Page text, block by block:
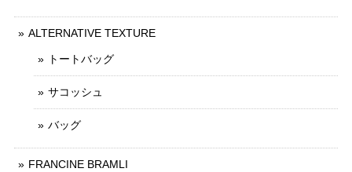
ALTERNATIVE TEXTURE
トートバッグ
サコッシュ
バッグ
FRANCINE BRAMLI